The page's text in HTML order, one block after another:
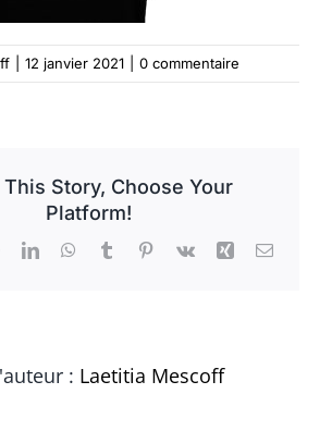
12 janvier 2021 0 commentaire
This Story, Choose Your
Platform!
LinkedInWhatsApp
TumblrPinterest
Vk Xing Email
: Laetitia Mescoff